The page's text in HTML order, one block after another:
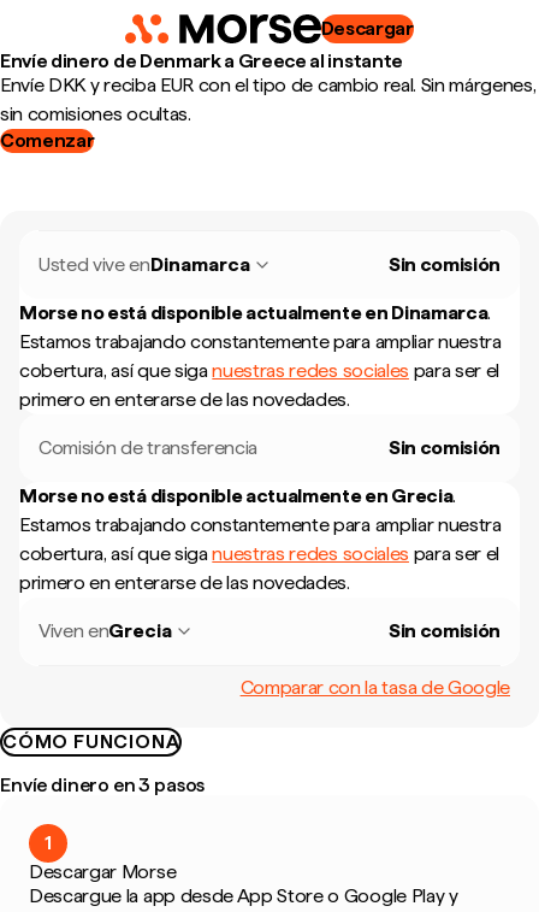
Descargar
Envíe dinero de Denmark a Greece al instante
Envíe DKK y reciba EUR con el tipo de cambio real. Sin márgenes,
sin comisiones ocultas.
Comenzar
Usted vive enDinamarca Sin comisión
Morse no está disponible actualmente en Dinamarca.
Estamos trabajando constantemente para ampliar nuestra
cobertura, así que siganuestras redes sociales para ser el
primero en enterarse de las novedades.
Comisión de transferencia Sin comisión
Morse no está disponible actualmente en Grecia.
Estamos trabajando constantemente para ampliar nuestra
cobertura, así que siganuestras redes sociales para ser el
primero en enterarse de las novedades.
Viven enGrecia Sin comisión
Comparar con la tasa de Google
CÓMO FUNCIONA
Envíe dinero en 3 pasos
1
Descargar Morse
Descargue la app desde App Store o Google Play y